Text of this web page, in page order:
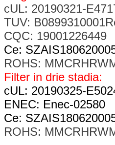
cUL: 20190321-
TUV:
CQC: 19001226449
Ce:
ROHS:
Filter in drie stadia:
cUL: 20190325-
ENEC: Enec-02580
Ce:
ROHS: